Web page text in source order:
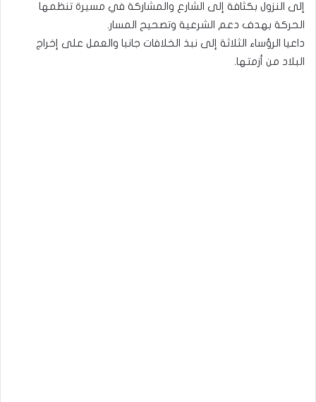
إلى النزول بكثافة إلى الشارع والمشاركة في مسيرة تنظمها
الحركة بهدف دعم الشرعية وتصحيح المسار.
داعيا الرؤساء الثلاثة إلى نبذ الخلافات جانبا والعمل على إخراج
البلاد من أزمتها.